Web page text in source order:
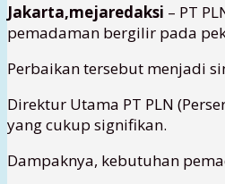
Jakarta,mejaredaksi – PT
pemadaman bergilir pada
Perbaikan tersebut menjadi
Direktur Utama PT PLN
yang cukup signifikan.
Dampaknya, kebutuhan